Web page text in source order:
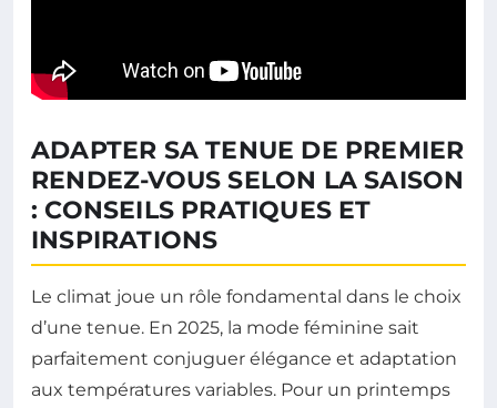
ADAPTER SA TENUE DE PREMIER
RENDEZ-VOUS SELON LA SAISON
: CONSEILS PRATIQUES ET
INSPIRATIONS
Le climat joue un rôle fondamental dans le choix
d’une tenue. En 2025, la mode féminine sait
parfaitement conjuguer élégance et adaptation
aux températures variables. Pour un printemps